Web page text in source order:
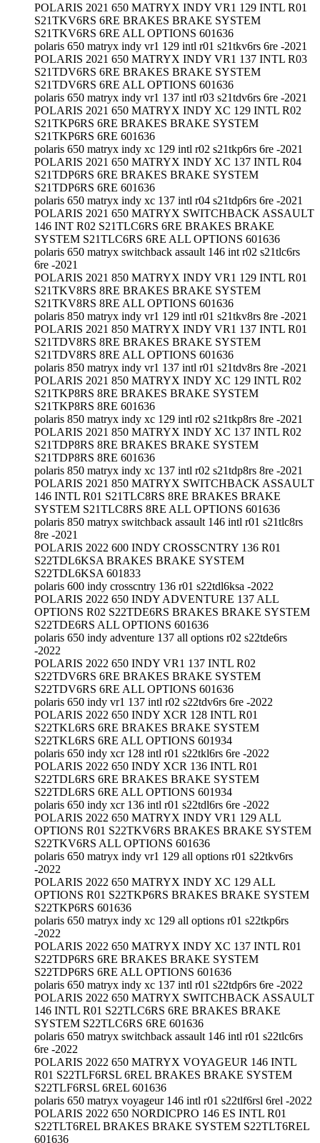
POLARIS 2021 650 MATRYX INDY VR1 129 INTL R01
S21TKV6RS 6RE BRAKES BRAKE SYSTEM
S21TKV6RS 6RE ALL OPTIONS 601636
polaris 650 matryx indy vr1 129 intl r01 s21tkv6rs 6re -2021
POLARIS 2021 650 MATRYX INDY VR1 137 INTL R03
S21TDV6RS 6RE BRAKES BRAKE SYSTEM
S21TDV6RS 6RE ALL OPTIONS 601636
polaris 650 matryx indy vr1 137 intl r03 s21tdv6rs 6re -2021
POLARIS 2021 650 MATRYX INDY XC 129 INTL R02
S21TKP6RS 6RE BRAKES BRAKE SYSTEM
S21TKP6RS 6RE 601636
polaris 650 matryx indy xc 129 intl r02 s21tkp6rs 6re -2021
POLARIS 2021 650 MATRYX INDY XC 137 INTL R04
S21TDP6RS 6RE BRAKES BRAKE SYSTEM
S21TDP6RS 6RE 601636
polaris 650 matryx indy xc 137 intl r04 s21tdp6rs 6re -2021
POLARIS 2021 650 MATRYX SWITCHBACK ASSAULT
146 INT R02 S21TLC6RS 6RE BRAKES BRAKE
SYSTEM S21TLC6RS 6RE ALL OPTIONS 601636
polaris 650 matryx switchback assault 146 int r02 s21tlc6rs
6re -2021
POLARIS 2021 850 MATRYX INDY VR1 129 INTL R01
S21TKV8RS 8RE BRAKES BRAKE SYSTEM
S21TKV8RS 8RE ALL OPTIONS 601636
polaris 850 matryx indy vr1 129 intl r01 s21tkv8rs 8re -2021
POLARIS 2021 850 MATRYX INDY VR1 137 INTL R01
S21TDV8RS 8RE BRAKES BRAKE SYSTEM
S21TDV8RS 8RE ALL OPTIONS 601636
polaris 850 matryx indy vr1 137 intl r01 s21tdv8rs 8re -2021
POLARIS 2021 850 MATRYX INDY XC 129 INTL R02
S21TKP8RS 8RE BRAKES BRAKE SYSTEM
S21TKP8RS 8RE 601636
polaris 850 matryx indy xc 129 intl r02 s21tkp8rs 8re -2021
POLARIS 2021 850 MATRYX INDY XC 137 INTL R02
S21TDP8RS 8RE BRAKES BRAKE SYSTEM
S21TDP8RS 8RE 601636
polaris 850 matryx indy xc 137 intl r02 s21tdp8rs 8re -2021
POLARIS 2021 850 MATRYX SWITCHBACK ASSAULT
146 INTL R01 S21TLC8RS 8RE BRAKES BRAKE
SYSTEM S21TLC8RS 8RE ALL OPTIONS 601636
polaris 850 matryx switchback assault 146 intl r01 s21tlc8rs
8re -2021
POLARIS 2022 600 INDY CROSSCNTRY 136 R01
S22TDL6KSA BRAKES BRAKE SYSTEM
S22TDL6KSA 601833
polaris 600 indy crosscntry 136 r01 s22tdl6ksa -2022
POLARIS 2022 650 INDY ADVENTURE 137 ALL
OPTIONS R02 S22TDE6RS BRAKES BRAKE SYSTEM
S22TDE6RS ALL OPTIONS 601636
polaris 650 indy adventure 137 all options r02 s22tde6rs
-2022
POLARIS 2022 650 INDY VR1 137 INTL R02
S22TDV6RS 6RE BRAKES BRAKE SYSTEM
S22TDV6RS 6RE ALL OPTIONS 601636
polaris 650 indy vr1 137 intl r02 s22tdv6rs 6re -2022
POLARIS 2022 650 INDY XCR 128 INTL R01
S22TKL6RS 6RE BRAKES BRAKE SYSTEM
S22TKL6RS 6RE ALL OPTIONS 601934
polaris 650 indy xcr 128 intl r01 s22tkl6rs 6re -2022
POLARIS 2022 650 INDY XCR 136 INTL R01
S22TDL6RS 6RE BRAKES BRAKE SYSTEM
S22TDL6RS 6RE ALL OPTIONS 601934
polaris 650 indy xcr 136 intl r01 s22tdl6rs 6re -2022
POLARIS 2022 650 MATRYX INDY VR1 129 ALL
OPTIONS R01 S22TKV6RS BRAKES BRAKE SYSTEM
S22TKV6RS ALL OPTIONS 601636
polaris 650 matryx indy vr1 129 all options r01 s22tkv6rs
-2022
POLARIS 2022 650 MATRYX INDY XC 129 ALL
OPTIONS R01 S22TKP6RS BRAKES BRAKE SYSTEM
S22TKP6RS 601636
polaris 650 matryx indy xc 129 all options r01 s22tkp6rs
-2022
POLARIS 2022 650 MATRYX INDY XC 137 INTL R01
S22TDP6RS 6RE BRAKES BRAKE SYSTEM
S22TDP6RS 6RE ALL OPTIONS 601636
polaris 650 matryx indy xc 137 intl r01 s22tdp6rs 6re -2022
POLARIS 2022 650 MATRYX SWITCHBACK ASSAULT
146 INTL R01 S22TLC6RS 6RE BRAKES BRAKE
SYSTEM S22TLC6RS 6RE 601636
polaris 650 matryx switchback assault 146 intl r01 s22tlc6rs
6re -2022
POLARIS 2022 650 MATRYX VOYAGEUR 146 INTL
R01 S22TLF6RSL 6REL BRAKES BRAKE SYSTEM
S22TLF6RSL 6REL 601636
polaris 650 matryx voyageur 146 intl r01 s22tlf6rsl 6rel -2022
POLARIS 2022 650 NORDICPRO 146 ES INTL R01
S22TLT6REL BRAKES BRAKE SYSTEM S22TLT6REL
601636